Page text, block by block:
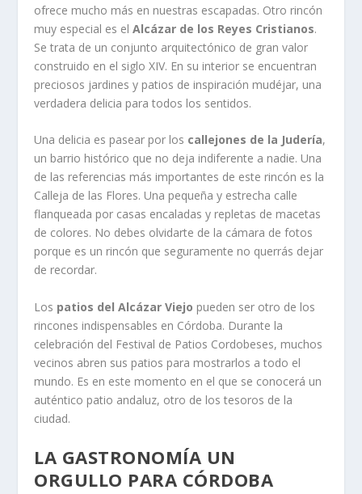
ofrece mucho más en nuestras escapadas. Otro rincón
muy especial es elAlcázar de los Reyes Cristianos.
Se trata de un conjunto arquitectónico de gran valor
construido en el siglo XIV. En su interior se encuentran
preciosos jardines y patios de inspiración mudéjar, una
verdadera delicia para todos los sentidos.
Una delicia es pasear por los callejones de la Judería,
un barrio histórico que no deja indiferente a nadie. Una
de las referencias más importantes de este rincón es la
Calleja de las Flores. Una pequeña y estrecha calle
flanqueada por casas encaladas y repletas de macetas
de colores. No debes olvidarte de la cámara de fotos
porque es un rincón que seguramente no querrás dejar
de recordar.
Los patios del Alcázar Viejo pueden ser otro de los
rincones indispensables en Córdoba. Durante la
celebración del Festival de Patios Cordobeses, muchos
vecinos abren sus patios para mostrarlos a todo el
mundo. Es en este momento en el que se conocerá un
auténtico patio andaluz, otro de los tesoros de la
ciudad.
LA GASTRONOMÍA UN
ORGULLO PARA CÓRDOBA